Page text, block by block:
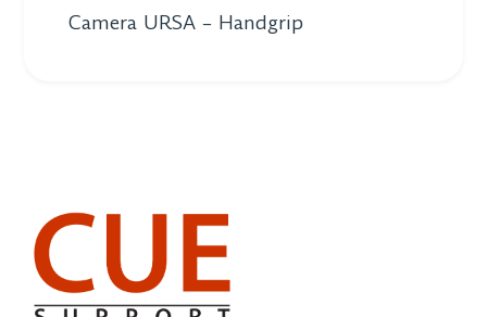
Camera URSA – Handgrip